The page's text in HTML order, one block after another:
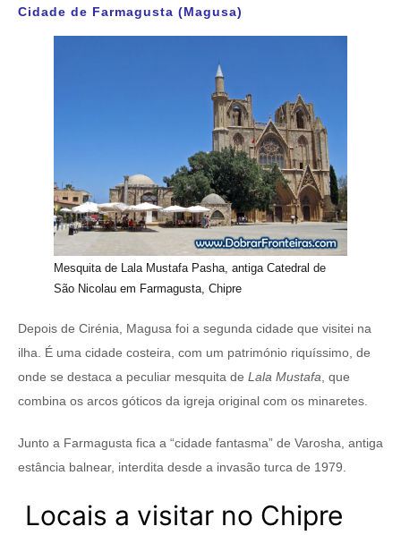
Cidade de Farmagusta (Magusa)
Mesquita de Lala Mustafa Pasha, antiga Catedral de
São Nicolau em Farmagusta, Chipre
Depois de Cirénia, Magusa foi a segunda cidade que visitei na
ilha. É uma cidade costeira, com um património riquíssimo, de
onde se destaca a peculiar mesquita de Lala Mustafa , que
combina os arcos góticos da igreja original com os minaretes.
Junto a Farmagusta fica a “cidade fantasma” de Varosha, antiga
estância balnear, interdita desde a invasão turca de 1979.
Locais a visitar no Chipre